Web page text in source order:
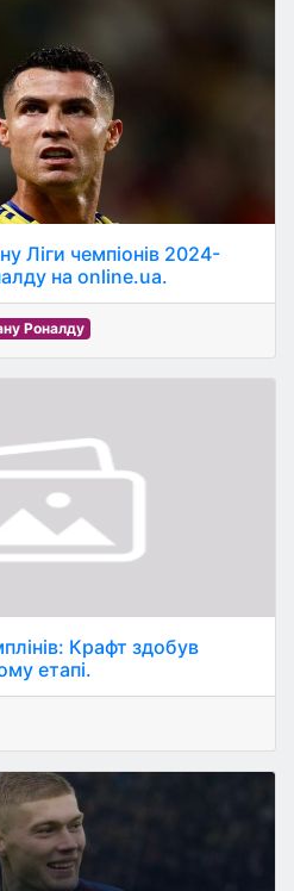
Ліги чемпіонів 2024-
на online.ua.
Роналду
Крафт здобув
етапі.